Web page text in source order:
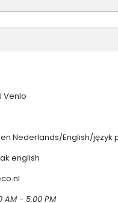
Venlo
Nederlands/English/język
english
AM - 5:00 PM